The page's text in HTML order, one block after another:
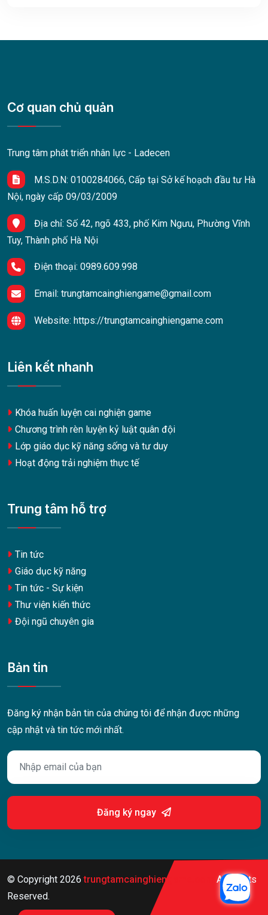
Cơ quan chủ quản
Trung tâm phát triển nhân lực - Ladecen
M.S.D.N: 0100284066, Cấp tại Sở kế hoạch đầu tư Hà
Nội, ngày cấp 09/03/2009
Địa chỉ: Số 42, ngõ 433, phố Kim Ngưu, Phường Vĩnh
Tuy, Thành phố Hà Nội
Điện thoại: 0989.609.998
Email: trungtamcainghiengame@gmail.com
Website: https://trungtamcainghiengame.com
Liên kết nhanh
Khóa huấn luyện cai nghiện game
Chương trình rèn luyện kỷ luật quân đội
Lớp giáo dục kỹ năng sống và tư duy
Hoạt động trải nghiệm thực tế
Trung tâm hỗ trợ
Tin tức
Giáo dục kỹ năng
Tin tức - Sự kiện
Thư viện kiến thức
Đội ngũ chuyên gia
Bản tin
Đăng ký nhận bản tin của chúng tôi để nhận được những
cập nhật và tin tức mới nhất.
Đăng ký ngay
© Copyright 2026 trungtamcainghiengame.com
All Rights
Reserved.